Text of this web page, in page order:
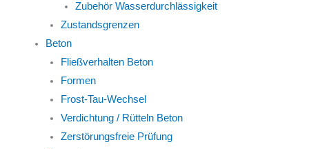
Zubehör Wasserdurchlässigkeit
Zustandsgrenzen
Beton
Fließverhalten Beton
Formen
Frost-Tau-Wechsel
Verdichtung / Rütteln Beton
Zerstörungsfreie Prüfung